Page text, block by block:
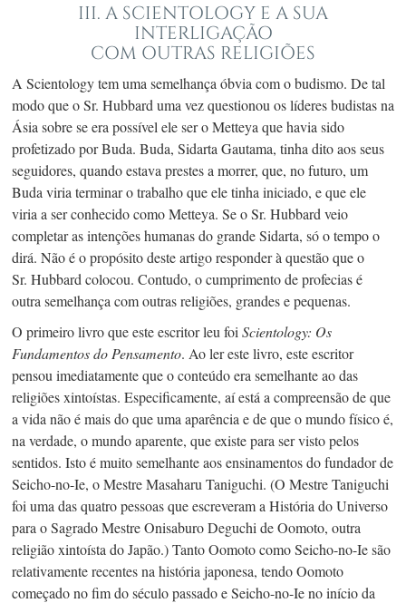
III. A SCIENTOLOGY E A SUA
INTERLIGAÇÃO
COM OUTRAS RELIGIÕES
A Scientology tem uma semelhança óbvia com o budismo. De tal
modo que oSr. Hubbard uma vez questionou os líderes budistas na
Ásia sobre se era possível ele ser o Metteya que havia sido
profetizado por Buda. Buda, Sidarta Gautama, tinha dito aos seus
seguidores, quando estava prestes a morrer, que, no futuro, um
Buda viria terminar o trabalho que ele tinha iniciado, e que ele
viria a ser conhecido como Metteya. Se oSr. Hubbard veio
completar as intenções humanas do grande Sidarta, só o tempo o
dirá. Não é o propósito deste artigo responder à questão que o
Sr. Hubbard colocou. Contudo, o cumprimento de profecias é
outra semelhança com outras religiões, grandes e pequenas.
O primeiro livro que este escritor leu foi Scientology: Os
Fundamentos do Pensamento. Ao ler este livro, este escritor
pensou imediatamente que o conteúdo era semelhante ao das
religiões xintoístas. Especificamente, aí está a compreensão de que
a vida não é mais do que uma aparência e de que o mundo físico é,
na verdade, o mundo aparente, que existe para ser visto pelos
sentidos. Isto é muito semelhante aos ensinamentos do fundador de
Seicho-no-Ie, o Mestre Masaharu Taniguchi. (O Mestre Taniguchi
foi uma das quatro pessoas que escreveram a História do Universo
para o Sagrado Mestre Onisaburo Deguchi de Oomoto, outra
religião xintoísta do Japão.) Tanto Oomoto comoSeicho-no-Iesão
relativamente recentes na história japonesa, tendo Oomoto
começado no fim do século passado eSeicho-no-Ieno início da